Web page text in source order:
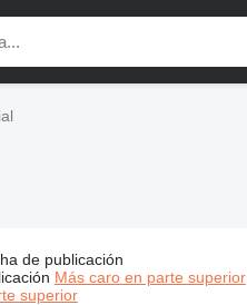
Eillert maquinaria industrial
de publicación
Más caro en parte superior
superior